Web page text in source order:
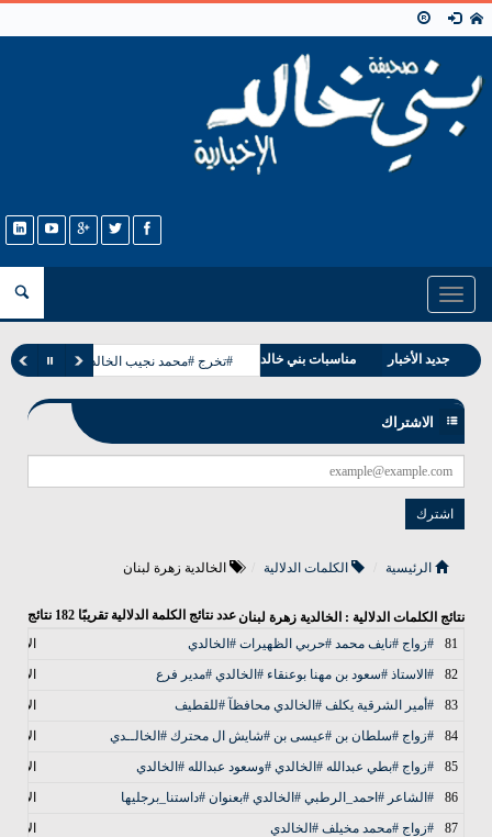
Toggle
navigation
جديد الأخبار
وفيات بني خالد
مناسبات بني خالد #تخرج #محمد نجيب الخالدي
الاشتراك
الرئيسية الكلمات الدلالية الخالدية زهرة لبنان
نتائج الكلمات الدلالية : الخالدية زهرة لبنانعدد نتائج الكلمة الدلالية تقريبًا 182 نتائج
81
#زواج #نايف محمد #حربي الظهيرات #الخالدي
الأخبار
82
#الاستاذ #سعود بن مهنا بوعنقاء #الخالدي #مدير فرع
الأخبار
83
#أمير الشرقية يكلف #الخالدي محافظآ #للقطيف
الأخبار
84
#زواج #سلطان بن #عيسى بن #شايش ال محترك #الخالــدي
الأخبار
85
#زواج #بطي عبدالله #الخالدي #وسعود عبدالله #الخالدي
الأخبار
86
#الشاعر #احمد_الرطبي #الخالدي #بعنوان #داستنا_برجليها
الأخبار
87
#زواج #محمد مخيلف #الخالدي
الأخبار